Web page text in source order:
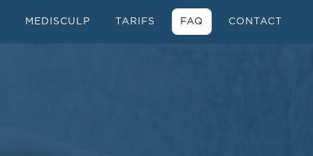
MEDISCULP TARIFS FAQ CONTACT